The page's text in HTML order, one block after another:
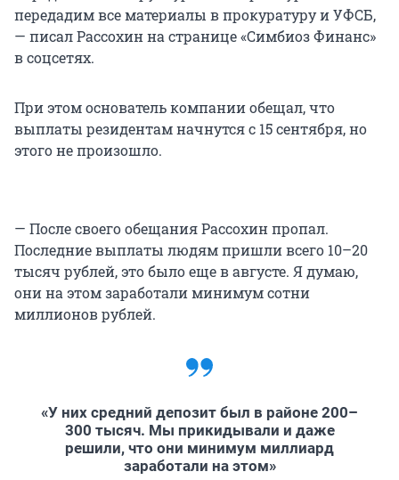
передадим все материалы в прокуратуру и УФСБ,
— писал Рассохин на странице «Симбиоз Финанс»
в соцсетях.
При этом основатель компании обещал, что
выплаты резидентам начнутся с 15 сентября, но
этого не произошло.
— После своего обещания Рассохин пропал.
Последние выплаты людям пришли всего 10–20
тысяч рублей, это было еще в августе. Я думаю,
они на этом заработали минимум сотни
миллионов рублей.
«У них средний депозит был в районе 200–
300 тысяч. Мы прикидывали и даже
решили, что они минимум миллиард
заработали на этом»